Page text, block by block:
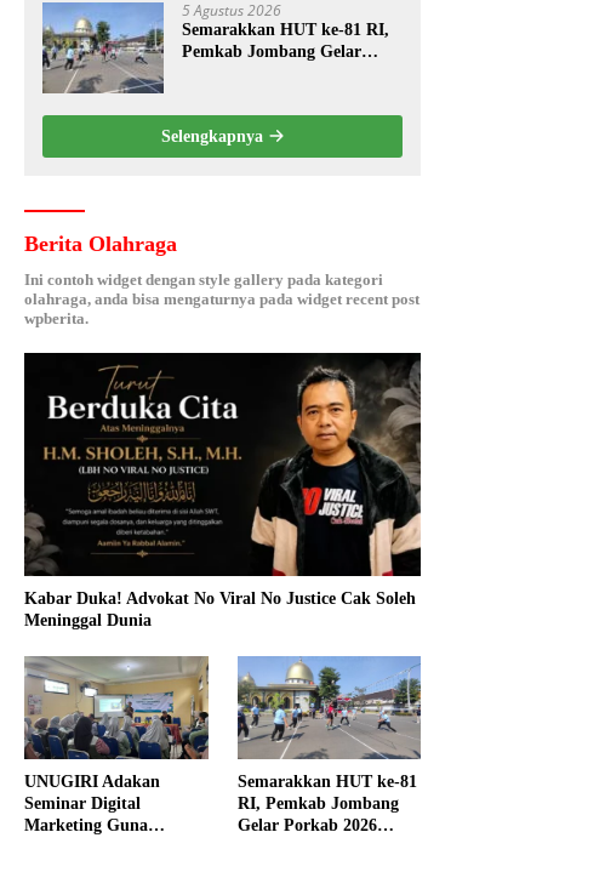
Desa Prangi
5 Agustus 2026
Semarakkan HUT ke-81 RI,
Pemkab Jombang Gelar
Selengkapnya
Berita Olahraga
Ini contoh widget dengan style gallery pada kategori
olahraga, anda bisa mengaturnya pada widget recent post
wpberita.
Kabar Duka! Advokat No Viral No Justice Cak Soleh
Meninggal Dunia
UNUGIRI Adakan
Seminar Digital
Marketing Guna
Semarakkan HUT ke-81
RI, Pemkab Jombang
Gelar Porkab 2026